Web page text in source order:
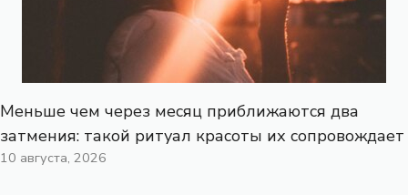
Меньше чем через месяц приближаются два
затмения: такой ритуал красоты их сопровождает
10 августа, 2026